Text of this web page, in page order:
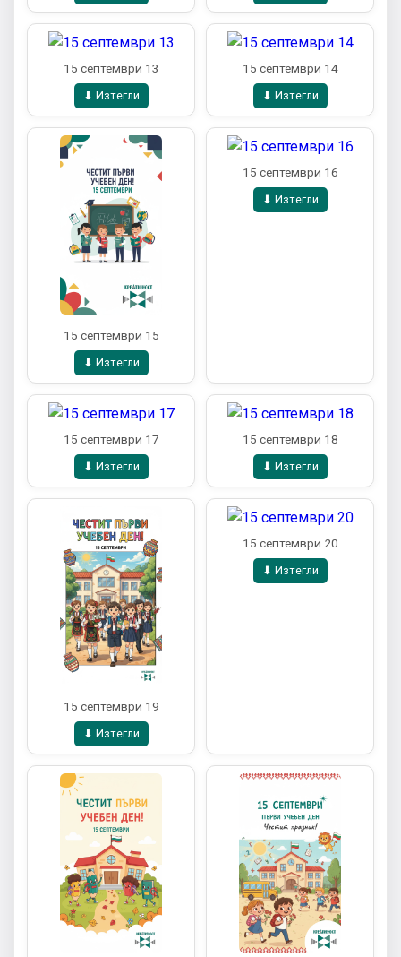
15 септември 13
⬇ Изтегли
15 септември 14
⬇ Изтегли
15 септември 15
⬇ Изтегли
15 септември 16
⬇ Изтегли
15 септември 17
⬇ Изтегли
15 септември 18
⬇ Изтегли
15 септември 19
⬇ Изтегли
15 септември 20
⬇ Изтегли